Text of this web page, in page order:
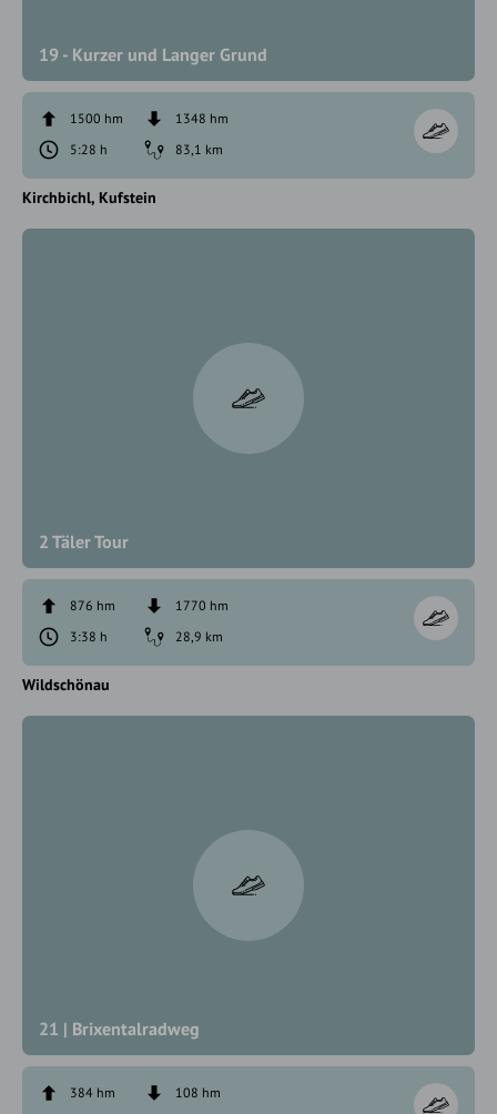
19 - Kurzer und Langer Grund
1500 hm
1348 hm
5:28 h
83,1 km
Kirchbichl Kufstein
2 Täler Tour
876 hm
1770 hm
3:38 h
28,9 km
Wildschönau
21 | Brixentalradweg
384 hm
108 hm